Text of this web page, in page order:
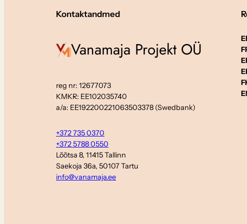
Kontaktandmed
Vanamaja Projekt OÜ
reg nr: 12677073
KMKR: EE102035740
a/a: EE192200221063503378 (Swedbank)
+372 735 0370
+372 5788 0550
Lõõtsa 8, 11415 Tallinn
Saekoja 36a, 50107 Tartu
info@vanamaja.ee